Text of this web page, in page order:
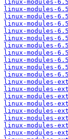
linux-modules-
linux-modules-
linux-modules-
linux-modules-
linux-modules-
linux-modules-
linux-modules-
linux-modules-
linux-modules-
linux-modules-
linux-modules-
linux-modules-
linux-modules-
linux-modules-
linux-modules-
linux-modules-
linux-modules-
linux-modules-
linux-modules-